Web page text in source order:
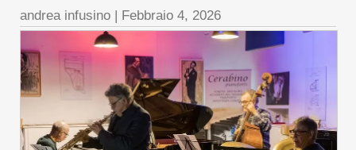
andrea infusino | Febbraio 4, 2026